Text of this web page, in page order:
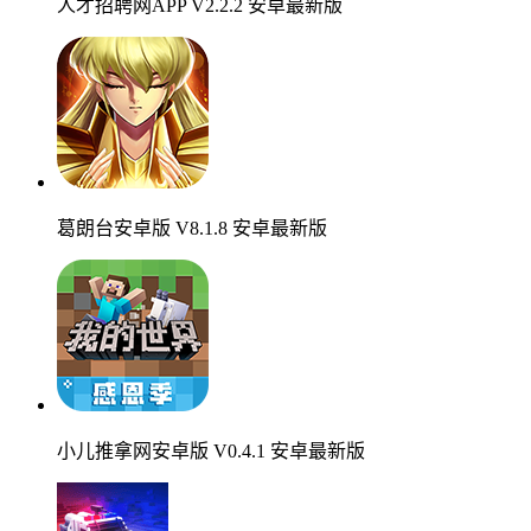
人才招聘网APP V2.2.2 安卓最新版
葛朗台安卓版 V8.1.8 安卓最新版
小儿推拿网安卓版 V0.4.1 安卓最新版